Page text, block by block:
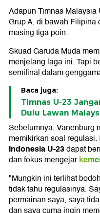
Adapun Timnas
Grup A, di bawah
masing tiga poin.
Skuad Garuda Muda
menjelang laga ini. Tapi
semifinal dalam
Baca juga:
Timnas U-23
Dulu Lawan
Sebelumnya, Vanenburg
memikirkan soal regulasi.
Indonesia U-23dapat
dan fokus mengejar
"Mungkin ini terlihat
tidak tahu regulasinya.
permainan saya, saya